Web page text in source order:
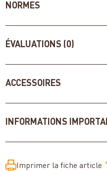
NORMES
ÉVALUATIONS (0)
ACCESSOIRES
INFORMATIONS
Imprimer la fiche article